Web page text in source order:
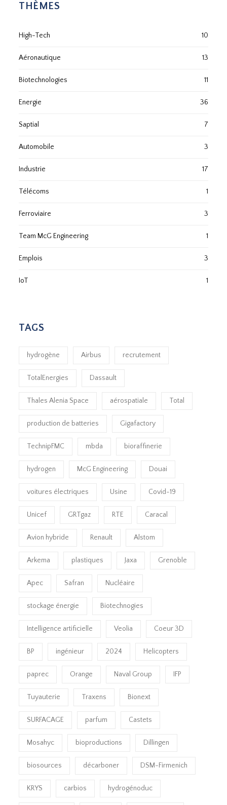
THÈMES
High-Tech 10
Aéronautique 13
Biotechnologies 11
Energie 36
Saptial 7
Automobile 3
Industrie 17
Télécoms 1
Ferroviaire 3
Team McG Engineering 1
Emplois 3
IoT 1
TAGS
hydrogène Airbus recrutement
TotalEnergies Dassault
Thales Alenia Space aérospatiale Total
production de batteries Gigafactory
TechnipFMC mbda bioraffinerie
hydrogen McG Engineering Douai
voitures électriques Usine Covid-19
Unicef GRTgaz RTE Caracal
Avion hybride Renault Alstom
Arkema plastiques Jaxa Grenoble
Apec Safran Nucléaire
stockage énergie Biotechnogies
Intelligence artificielle Veolia Coeur 3D
BP ingénieur 2024 Helicopters
paprec Orange Naval Group IFP
Tuyauterie Traxens Bionext
SURFACAGE parfum Castets
Mosahyc bioproductions Dillingen
biosources décarboner DSM-Firmenich
KRYS carbios hydrogénoduc